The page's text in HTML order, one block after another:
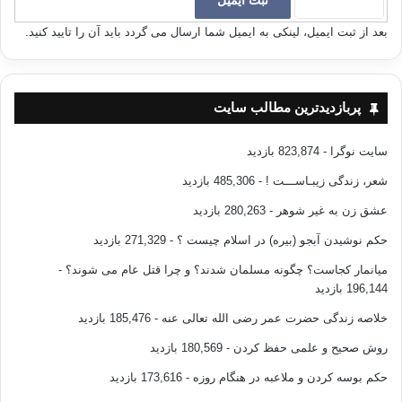
مي‌تواند به‌ حاكم‌ شرع‌ شكايت‌ كند وسپس‌ حاكم‌ از شوهر التزام‌ نفقه‌ مي‌گيرد و
يا دستور جداييشان‌ را صادر مي‌كند. با اين‌ همه‌، آيا باز شبهه‌اي‌ درباره‌ «بهره‌مرد
ضمناً بايد يادآور شويم‌ كه‌ اينگونه‌ تفاوت‌ ميان‌ زن‌ و مرد فقط‌ در باب‌ ارث‌ آمده‌،
و اما در ساير امور اقتصادي‌، ديگرهيچ‌ فرقي‌ ميان‌ آن‌ دو نيست‌ و مثلاً اگر كار
مشابهي‌ انجام‌ دهند، هر دو دستمزد مساوي‌ خواهند گرفت‌. اسلام‌ ميان‌دستمزد
انگلستان‌ اكنون‌ كه‌ 14 قرن‌ از زمان‌اسلام‌ مي‌گذرد براي‌ درك‌ چنين‌ مساواتي‌
دست‌ و پا مي‌كنند!!
همه‌ دشمنان‌ مغرض‌ اسلام‌ و برخي‌ از مردم‌ عامي‌ مسلمان‌ چنين‌ پنداشته‌اند كه‌
بعد از ثبت ایمیل، لینکی به ایمیل شما ارسال می گردد باید آن را تایید کنید.
پربازدیدترین مطالب سایت
سایت نوگرا - 823,874 بازدید
شعر، زندگی زیبـاســـت ! - 485,306 بازدید
عشق زن به غیر شوهر - 280,263 بازدید
حکم نوشیدن آبجو (بیره) در اسلام چیست ؟ - 271,329 بازدید
میانمار کجاست؟ چگونه مسلمان شدند؟ و چرا قتل عام می شوند؟ -
196,144 بازدید
خلاصه زندگی حضرت عمر رضی الله تعالی عنه - 185,476 بازدید
روش صحیح و علمی حفظ کردن - 180,569 بازدید
حکم بوسه کردن و ملاعبه در هنگام روزه - 173,616 بازدید